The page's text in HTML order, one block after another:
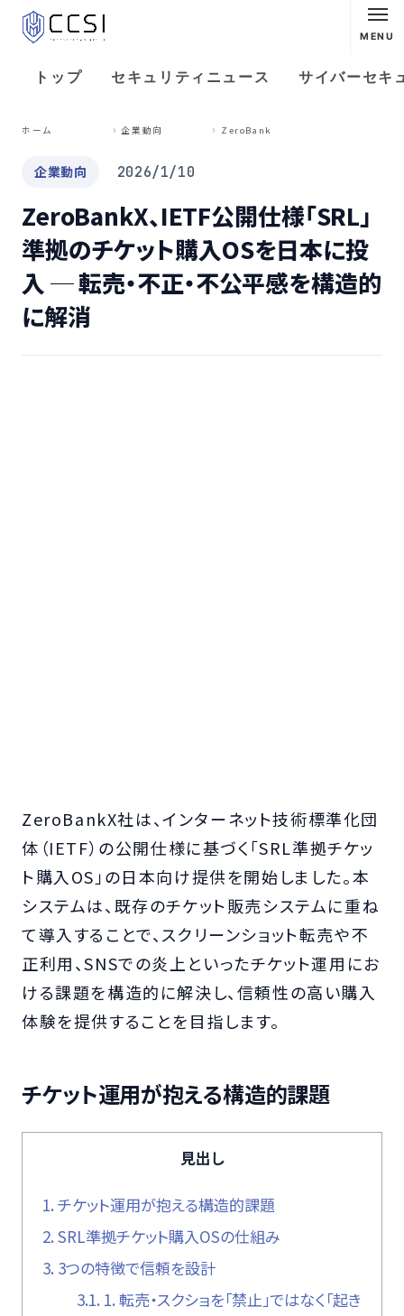
MENU
トップ セキュリティニュース サイバーセキ
ホーム 企業動向
企業動向 2026/1/10
ZeroBankX、IETF公開仕様「SRL」
準拠のチケット購入OSを日本に投
入 ─ 転売・不正・不公平感を構造的
に解消
ZeroBankX社は、インターネット技術標準化団
体（IETF）の公開仕様に基づく「SRL準拠チケッ
ト購入OS」の日本向け提供を開始しました。本
システムは、既存のチケット販売システムに重ね
て導入することで、スクリーンショット転売や不
正利用、SNSでの炎上といったチケット運用にお
ける課題を構造的に解決し、信頼性の高い購入
体験を提供することを目指します。
チケット運用が抱える構造的課題
見出し
1. チケット運用が抱える構造的課題
2. SRL準拠チケット購入OSの仕組み
3. 3つの特徴で信頼を設計
3.1. 1. 転売・スクショを「禁止」ではなく「起き